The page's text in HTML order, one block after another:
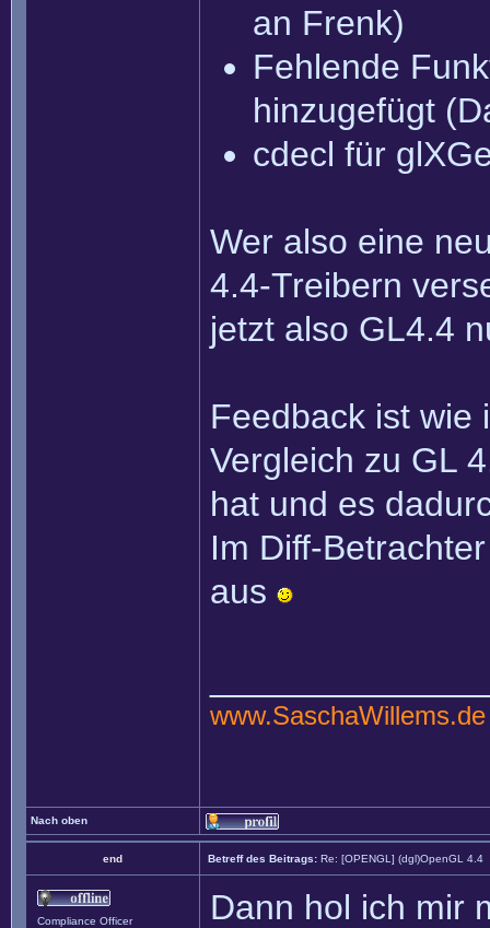
an Frenk)
Fehlende
hinzugefügt
cdecl für
Wer also eine
4.4-Treibern
jetzt also GL4.4
Feedback ist wie
Vergleich zu GL
hat und es
Im Diff-
aus
www.SaschaWillems.de
Nach oben
end Betreff des Beitrags: Re: [OPENGL] (dgl)OpenGL 4.4
Compliance Officer
Dann hol ich mir